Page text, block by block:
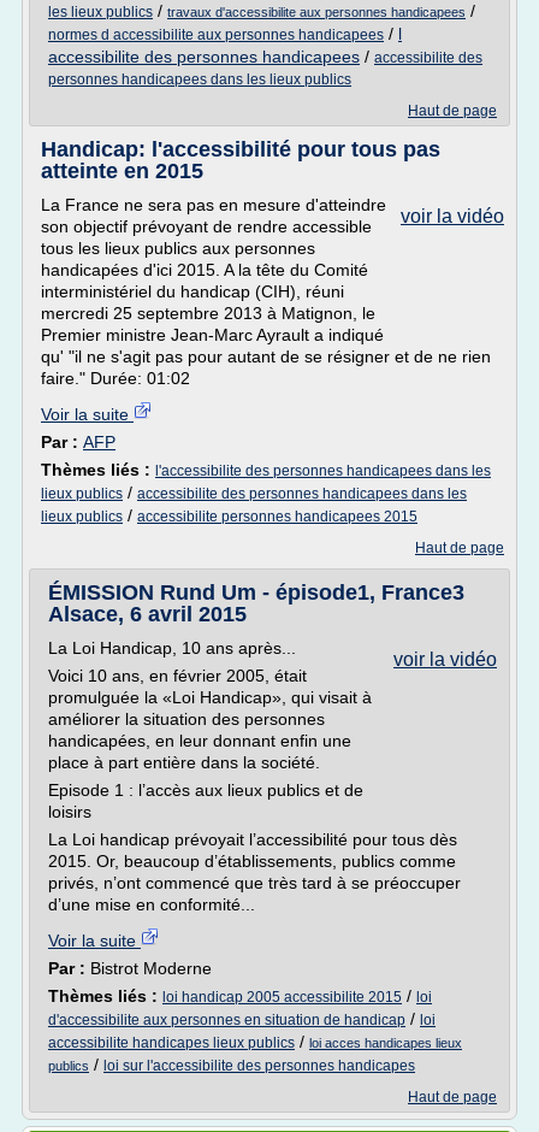
les lieux publics / travaux d'accessibilite aux personnes handicapees /
normes d accessibilite aux personnes handicapees / l
accessibilite des personnes handicapees / accessibilite des
personnes handicapees dans les lieux publics
Haut de page
Handicap: l'accessibilité pour tous pas
atteinte en 2015
voir la vidéo
La France ne sera pas en mesure d'atteindre
son objectif prévoyant de rendre accessible
tous les lieux publics aux personnes
handicapées d'ici 2015. A la tête du Comité
interministériel du handicap (CIH), réuni
mercredi 25 septembre 2013 à Matignon, le
Premier ministre Jean-Marc Ayrault a indiqué
qu' "il ne s'agit pas pour autant de se résigner et de ne rien
faire." Durée: 01:02
Voir la suite
Par : AFP
Thèmes liés : l'accessibilite des personnes handicapees dans les
lieux publics / accessibilite des personnes handicapees dans les
lieux publics / accessibilite personnes handicapees 2015
Haut de page
ÉMISSION Rund Um - épisode1, France3
Alsace, 6 avril 2015
voir la vidéo
La Loi Handicap, 10 ans après...
Voici 10 ans, en février 2005, était
promulguée la «Loi Handicap», qui visait à
améliorer la situation des personnes
handicapées, en leur donnant enfin une
place à part entière dans la société.
Episode 1 : l’accès aux lieux publics et de
loisirs
La Loi handicap prévoyait l’accessibilité pour tous dès
2015. Or, beaucoup d’établissements, publics comme
privés, n’ont commencé que très tard à se préoccuper
d’une mise en conformité...
Voir la suite
Par : Bistrot Moderne
Thèmes liés : loi handicap 2005 accessibilite 2015 / loi
d'accessibilite aux personnes en situation de handicap / loi
accessibilite handicapes lieux publics / loi acces handicapes lieux
publics / loi sur l'accessibilite des personnes handicapes
Haut de page